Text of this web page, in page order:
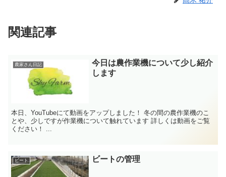
関連記事
農家さん日記
今日は農作業機について少し紹介
します
本日、YouTubeにて動画をアップしました！ 冬の間の農作業機のこ
とや、少しですが作業機について触れています 詳しくは動画をご覧
ビート ビートの管理